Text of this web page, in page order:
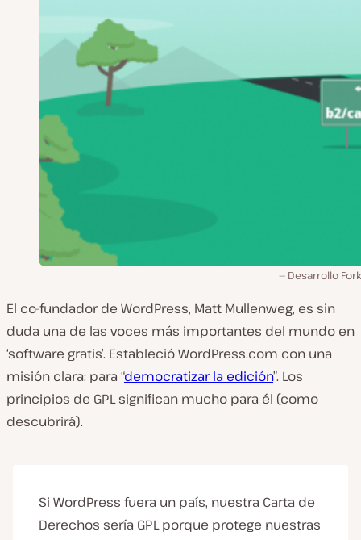
Desarrollo Fork
El co-fundador de WordPress, Matt Mullenweg, es sin
duda una de las voces más importantes del mundo en
‘software gratis’. Estableció WordPress.com con una
misión clara: para “democratizar la edición”. Los
principios de GPL significan mucho para él (como
descubrirá).
Si WordPress fuera un país, nuestra Carta de
Derechos sería GPL porque protege nuestras